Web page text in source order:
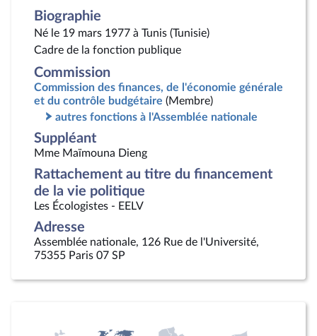
Biographie
Né le 19 mars 1977 à Tunis (Tunisie)
Cadre de la fonction publique
Commission
Commission des finances, de l'économie générale
et du contrôle budgétaire (Membre)
autres fonctions à l'Assemblée nationale
Suppléant
Mme Maïmouna Dieng
Rattachement au titre du financement
de la vie politique
Les Écologistes - EELV
Adresse
Assemblée nationale, 126 Rue de l'Université,
75355 Paris 07 SP